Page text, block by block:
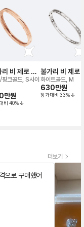
리 비 제로 원
이슬릿
핑크골드, S사이
만원
비 40%
불가리 비 제로 원
브레이슬릿
화이트골드, M
630만원
정가대비 33%
더보기
으로 구매했어